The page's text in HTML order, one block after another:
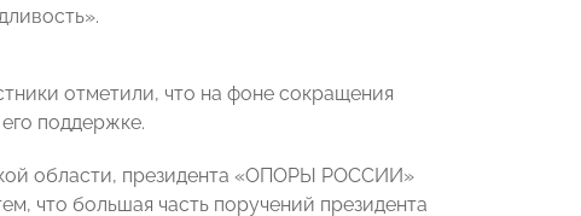
отметили, что на фоне сокращения
поддержке.
области, президента «ОПОРЫ РОССИИ»
что большая часть поручений президента